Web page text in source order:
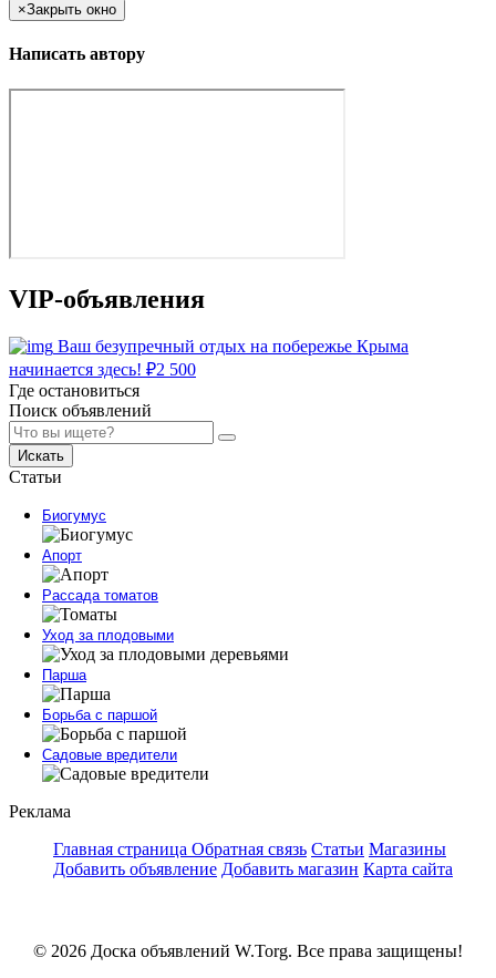
×Закрыть окно
Написать автору
VIP-объявления
Ваш безупречный отдых на побережье Крыма
начинается здесь! ₽2 500
Где остановиться
Поиск объявлений
Искать
Статьи
Биогумус
Апорт
Рассада томатов
Уход за плодовыми
Парша
Борьба с паршой
Садовые вредители
Реклама
Главная страница Обратная связь Статьи Магазины
Добавить объявление Добавить магазин Карта сайта
© 2026 Доска объявлений W.Torg. Все права защищены!